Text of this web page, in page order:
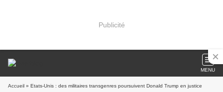
Publicité
MENU
Accueil » Etats-Unis : des militaires transgenres poursuivent Donald Trump en justice